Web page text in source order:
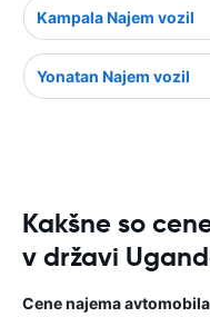
Kampala Najem vozil
Yonatan Najem vozil
Kakšne so
v državi
Cene najema